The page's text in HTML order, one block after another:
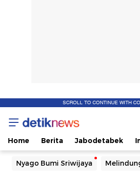
SCROLL TO CONTINUE WITH
Home Berita Jabodetabek
Nyago Bumi Sriwijaya